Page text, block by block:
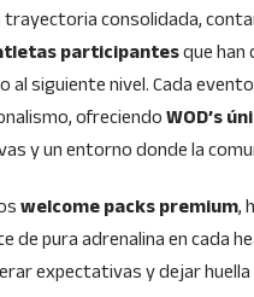
trayectoria consolidada,
participantesque
al siguiente nivel. Cada
ofreciendoWOD’s
y un entorno donde la
welcome packs premium,
de pura adrenalina en cada
expectativas y dejar huella